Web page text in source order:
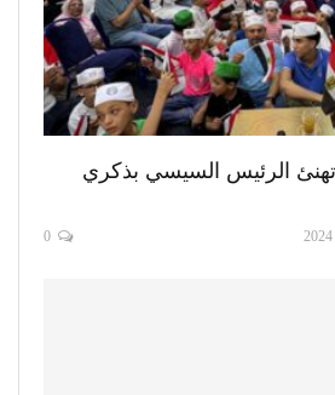
تهنئ الرئيس السيسي بذكري